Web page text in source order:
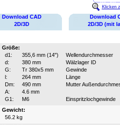
Klicken
Download CAD
2D/3D
Download
2D/3D (mit
Größe:
d1:
355,6 mm (14")
Wellendurchmesser
d:
380 mm
Wälzlager ID
G:
Tr 380x5 mm
Gewinde
l:
264 mm
Länge
Dm:
490 mm
Mutter
A:
4.6 mm
G1:
M6
Einspritzlochgewinde
Gewicht:
56.2 kg